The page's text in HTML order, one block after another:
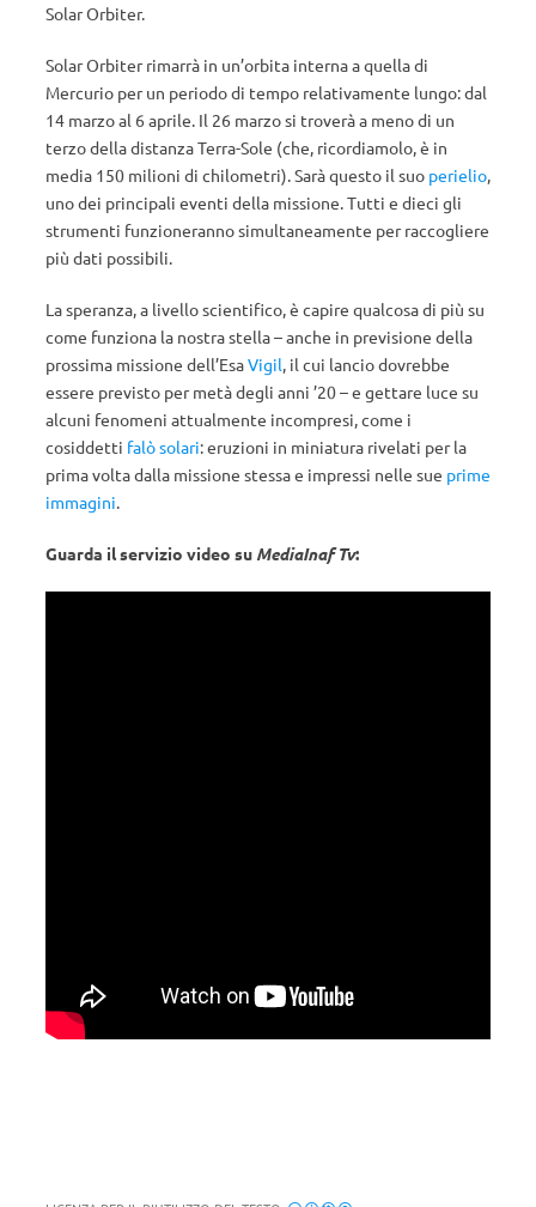
Solar Orbiter.
Solar Orbiter rimarrà in un’orbita interna a quella di
Mercurio per un periodo di tempo relativamente lungo: dal
14 marzo al 6 aprile. Il 26 marzo si troverà a meno di un
terzo della distanza Terra-Sole (che, ricordiamolo, è in
media 150 milioni di chilometri). Sarà questo il suo perielio
uno dei principali eventi della missione. Tutti e dieci gli
strumenti funzioneranno simultaneamente per raccogliere
più dati possibili.
La speranza, a livello scientifico, è capire qualcosa di più su
come funziona la nostra stella – anche in previsione della
prossima missione dell’EsaVigil , il cui lancio dovrebbe
essere previsto per metà degli anni ’20 – e gettare luce su
alcuni fenomeni attualmente incompresi, come i
cosiddetti falò solari: eruzioni in miniatura rivelati per la
prima volta dalla missione stessa e impressi nelle sue prime
immagini
Guarda il servizio video su MediaInaf Tv: